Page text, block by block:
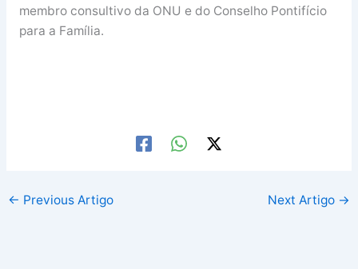
membro consultivo da ONU e do Conselho Pontifício
para a Família.
← Previous Artigo Next Artigo →